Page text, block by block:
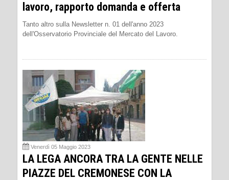
lavoro, rapporto domanda e offerta
Tanto altro sulla Newsletter n. 01 dell'anno 2023
dell'Osservatorio Provinciale del Mercato del Lavoro.
Venerdì 05 Maggio 2023
LA LEGA ANCORA TRA LA GENTE NELLE
PIAZZE DEL CREMONESE CON LA